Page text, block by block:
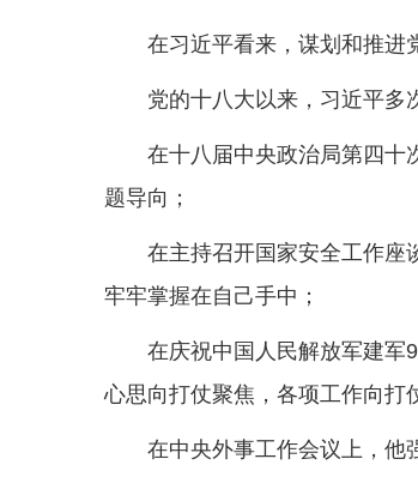
在习近平看来，谋划和推进
党的十八大以来，习近平多
在十八届中央政治局第四十
题导向；
在主持召开国家安全工作座
牢牢掌握在自己手中；
在庆祝中国人民解放军建军
心思向打仗聚焦，各项工作向打
在中央外事工作会议上，他